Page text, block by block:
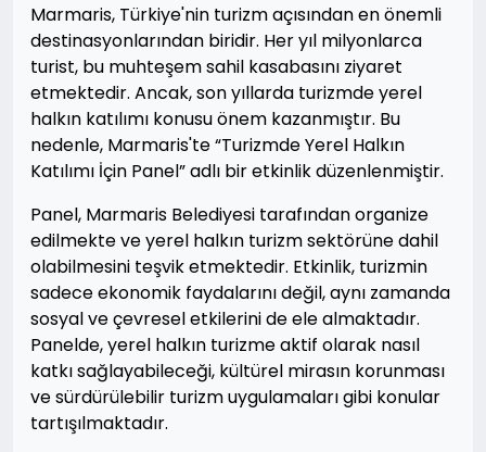
Marmaris, Türkiye'nin turizm açısından en önemli
destinasyonlarından biridir. Her yıl milyonlarca
turist, bu muhteşem sahil kasabasını ziyaret
etmektedir. Ancak, son yıllarda turizmde yerel
halkın katılımı konusu önem kazanmıştır. Bu
nedenle, Marmaris'te “Turizmde Yerel Halkın
Katılımı İçin Panel” adlı bir etkinlik düzenlenmiştir.
Panel, Marmaris Belediyesi tarafından organize
edilmekte ve yerel halkın turizm sektörüne dahil
olabilmesini teşvik etmektedir. Etkinlik, turizmin
sadece ekonomik faydalarını değil, aynı zamanda
sosyal ve çevresel etkilerini de ele almaktadır.
Panelde, yerel halkın turizme aktif olarak nasıl
katkı sağlayabileceği, kültürel mirasın korunması
ve sürdürülebilir turizm uygulamaları gibi konular
tartışılmaktadır.